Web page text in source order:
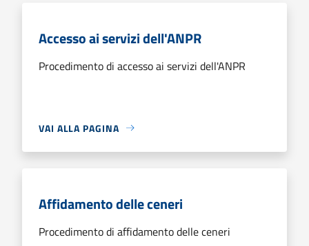
Accesso ai servizi dell'ANPR
Procedimento di accesso ai servizi dell'ANPR
VAI ALLA PAGINA
Affidamento delle ceneri
Procedimento di affidamento delle ceneri